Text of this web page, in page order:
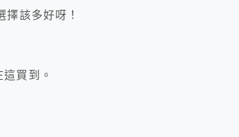
該多好呀！
買到。